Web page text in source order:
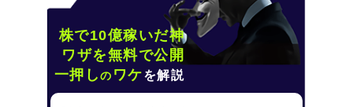
株で10億稼いだ神
ワザを無料で公開
一押しの ワケを解説